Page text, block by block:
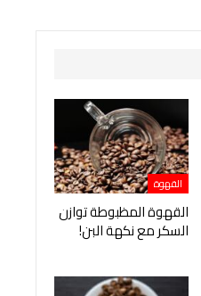
القهوة
القهوة المظبوطة توازن
السكر مع نكهة البن!